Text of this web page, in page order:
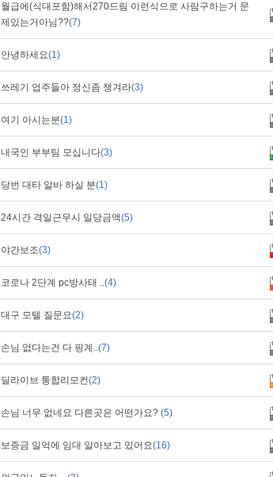
월급에(식대포함)해서270드림 이런식으로 사람구하는거 문
제있는거아님??(7)
안녕하세요(1)
쓰레기 업주들아 정신좀 챙겨라(3)
여기 아시는분(1)
내국인 부부팀 모십니다(3)
당번 대타 알바 하실 분(1)
24시간 격일근무시 일당금액(5)
야간보조(3)
코로나 2단계 pc방사태 ..(4)
대구 모텔 질문요(2)
손님 없다는건 다 핑계..(7)
딜라이브 통합리모컨(2)
손님 너무 없네요 다른곳은 어떤가요? (5)
보증금 일억에 임대 알아보고 있어요(16)